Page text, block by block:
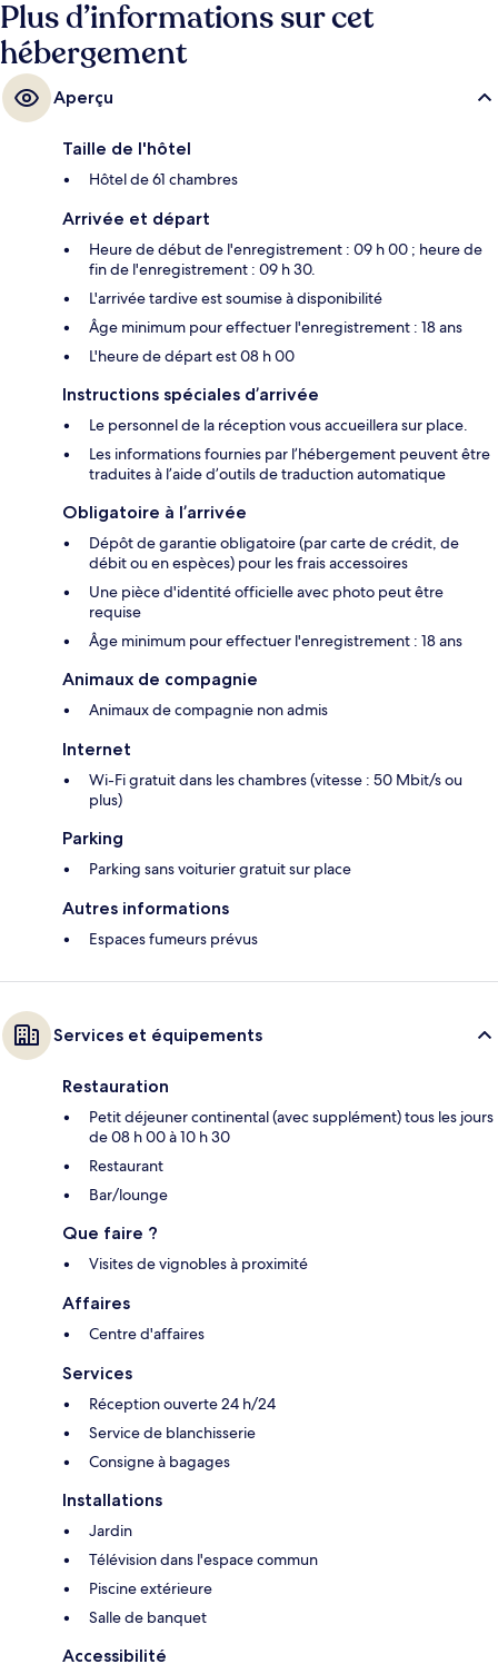
Plus d’informations sur cet
hébergement
Aperçu
Taille de l'hôtel
Hôtel de 61 chambres
Arrivée et départ
Heure de début de l'enregistrement : 09 h 00 ; heure de
fin de l'enregistrement : 09 h 30.
L'arrivée tardive est soumise à disponibilité
Âge minimum pour effectuer l'enregistrement : 18 ans
L'heure de départ est 08 h 00
Instructions spéciales d’arrivée
Le personnel de la réception vous accueillera sur place.
Les informations fournies par l’hébergement peuvent être
traduites à l’aide d’outils de traduction automatique
Obligatoire à l’arrivée
Dépôt de garantie obligatoire (par carte de crédit, de
débit ou en espèces) pour les frais accessoires
Une pièce d'identité officielle avec photo peut être
requise
Âge minimum pour effectuer l'enregistrement : 18 ans
Animaux de compagnie
Animaux de compagnie non admis
Internet
Wi-Fi gratuit dans les chambres (vitesse : 50 Mbit/s ou
plus)
Parking
Parking sans voiturier gratuit sur place
Autres informations
Espaces fumeurs prévus
Services et équipements
Restauration
Petit déjeuner continental (avec supplément) tous les jours
de 08 h 00 à 10 h 30
Restaurant
Bar/lounge
Que faire ?
Visites de vignobles à proximité
Affaires
Centre d'affaires
Services
Réception ouverte 24 h/24
Service de blanchisserie
Consigne à bagages
Installations
Jardin
Télévision dans l'espace commun
Piscine extérieure
Salle de banquet
Accessibilité